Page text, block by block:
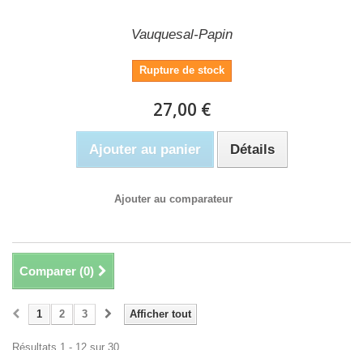
Vauquesal-Papin
Rupture de stock
27,00 €
Ajouter au panier Détails
Ajouter au comparateur
Comparer (0)
Afficher tout
1 2 3
Résultats 1 - 12 sur 30.